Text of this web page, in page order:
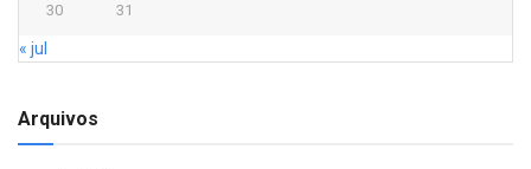
30 31
« jul
Arquivos